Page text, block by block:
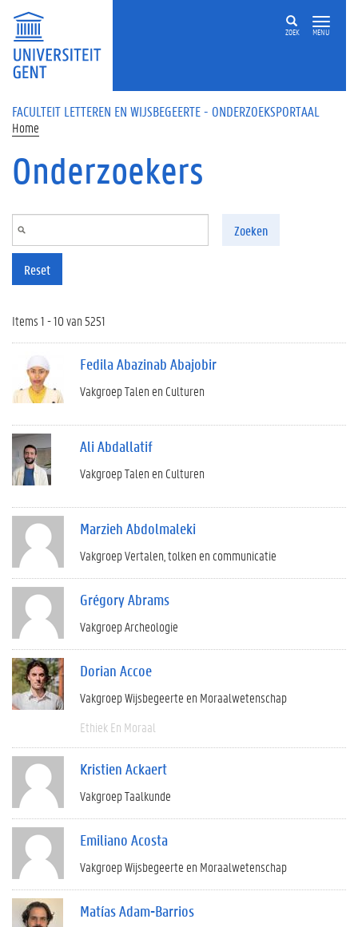
Overslaan en naar de inhoud gaan
ZOEK MENU
FACULTEIT LETTEREN EN WIJSBEGEERTE - ONDERZOEKSPORTAAL
Home
Onderzoekers
Zoeken
Reset
Items 1 - 10 van 5251
Fedila Abazinab Abajobir
Vakgroep Talen en Culturen
Ali Abdallatif
Vakgroep Talen en Culturen
Marzieh Abdolmaleki
Vakgroep Vertalen, tolken en communicatie
Grégory Abrams
Vakgroep Archeologie
Dorian Accoe
Vakgroep Wijsbegeerte en Moraalwetenschap
Ethiek En Moraal
Kristien Ackaert
Vakgroep Taalkunde
Emiliano Acosta
Vakgroep Wijsbegeerte en Moraalwetenschap
Matías Adam-Barrios